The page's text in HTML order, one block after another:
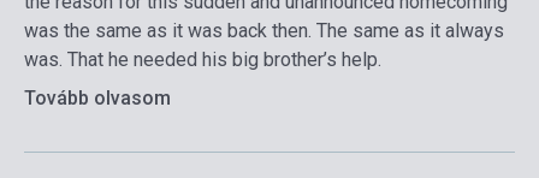
was the same as it was back then. The same as it always
was. That he needed his big brother’s help.
Tovább olvasom